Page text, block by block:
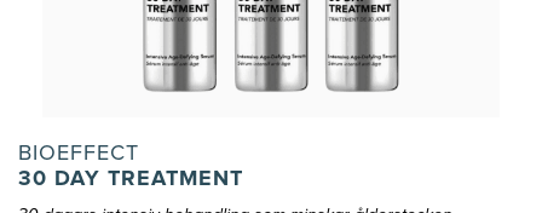
BIOEFFECT
30 DAY TREATMENT